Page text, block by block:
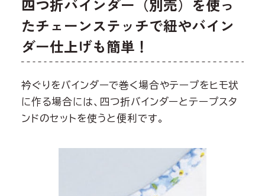
四つ折バインダー（別売）を使っ
たチェーンステッチで紐やバイン
ダー仕上げも簡単！
衿ぐりをバインダーで巻く場合やテープをヒモ状
に作る場合には、四つ折バインダーとテープスタ
ンドのセットを使うと便利です。